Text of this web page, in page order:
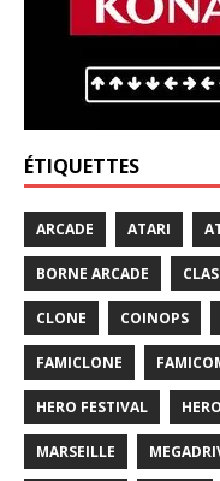
ÉTIQUETTES
ARCADE ATARI
BORNE ARCADE
CLONE COINOPS
FAMICLONE
HERO FESTIVAL
MARSEILLE